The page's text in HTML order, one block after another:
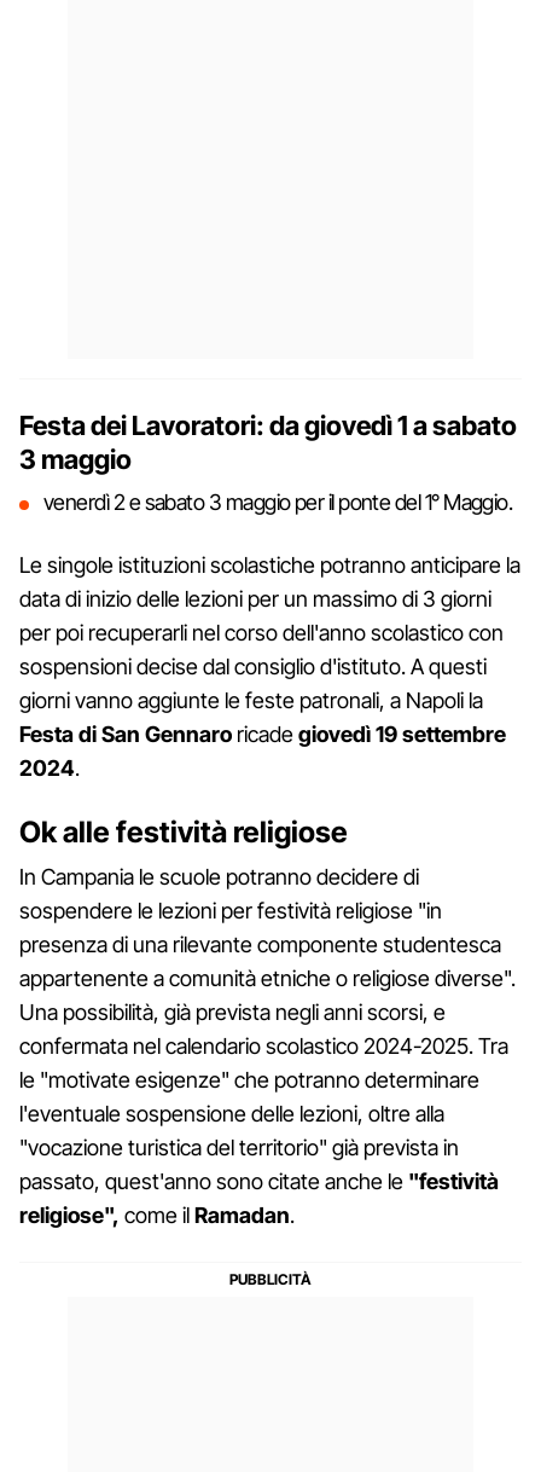
Festa dei Lavoratori: da giovedì 1 a sabato
3 maggio
venerdì 2 e sabato 3 maggio per il ponte del 1° Maggio.
Le singole istituzioni scolastiche potranno anticipare la
data di inizio delle lezioni per un massimo di 3 giorni
per poi recuperarli nel corso dell'anno scolastico con
sospensioni decise dal consiglio d'istituto. A questi
giorni vanno aggiunte le feste patronali, a Napoli la
Festa di San Gennaro ricadegiovedì 19 settembre
2024.
Ok alle festività religiose
In Campania le scuole potranno decidere di
sospendere le lezioni per festività religiose "in
presenza di una rilevante componente studentesca
appartenente a comunità etniche o religiose diverse".
Una possibilità, già prevista negli anni scorsi, e
confermata nel calendario scolastico 2024-2025. Tra
le "motivate esigenze" che potranno determinare
l'eventuale sospensione delle lezioni, oltre alla
"vocazione turistica del territorio" già prevista in
passato, quest'anno sono citate anche le "festività
religiose", come ilRamadan.